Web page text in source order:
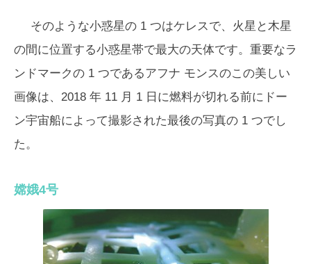
そのような小惑星の 1 つはケレスで、火星と木星
の間に位置する小惑星帯で最大の天体です。重要なラ
ンドマークの 1 つであるアフナ モンスのこの美しい
画像は、2018 年 11 月 1 日に燃料が切れる前にドー
ン宇宙船によって撮影された最後の写真の 1 つでし
た。
嫦娥4号